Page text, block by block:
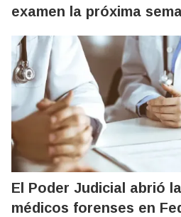
examen la próxima
El Poder Judicial abrió
médicos forenses en